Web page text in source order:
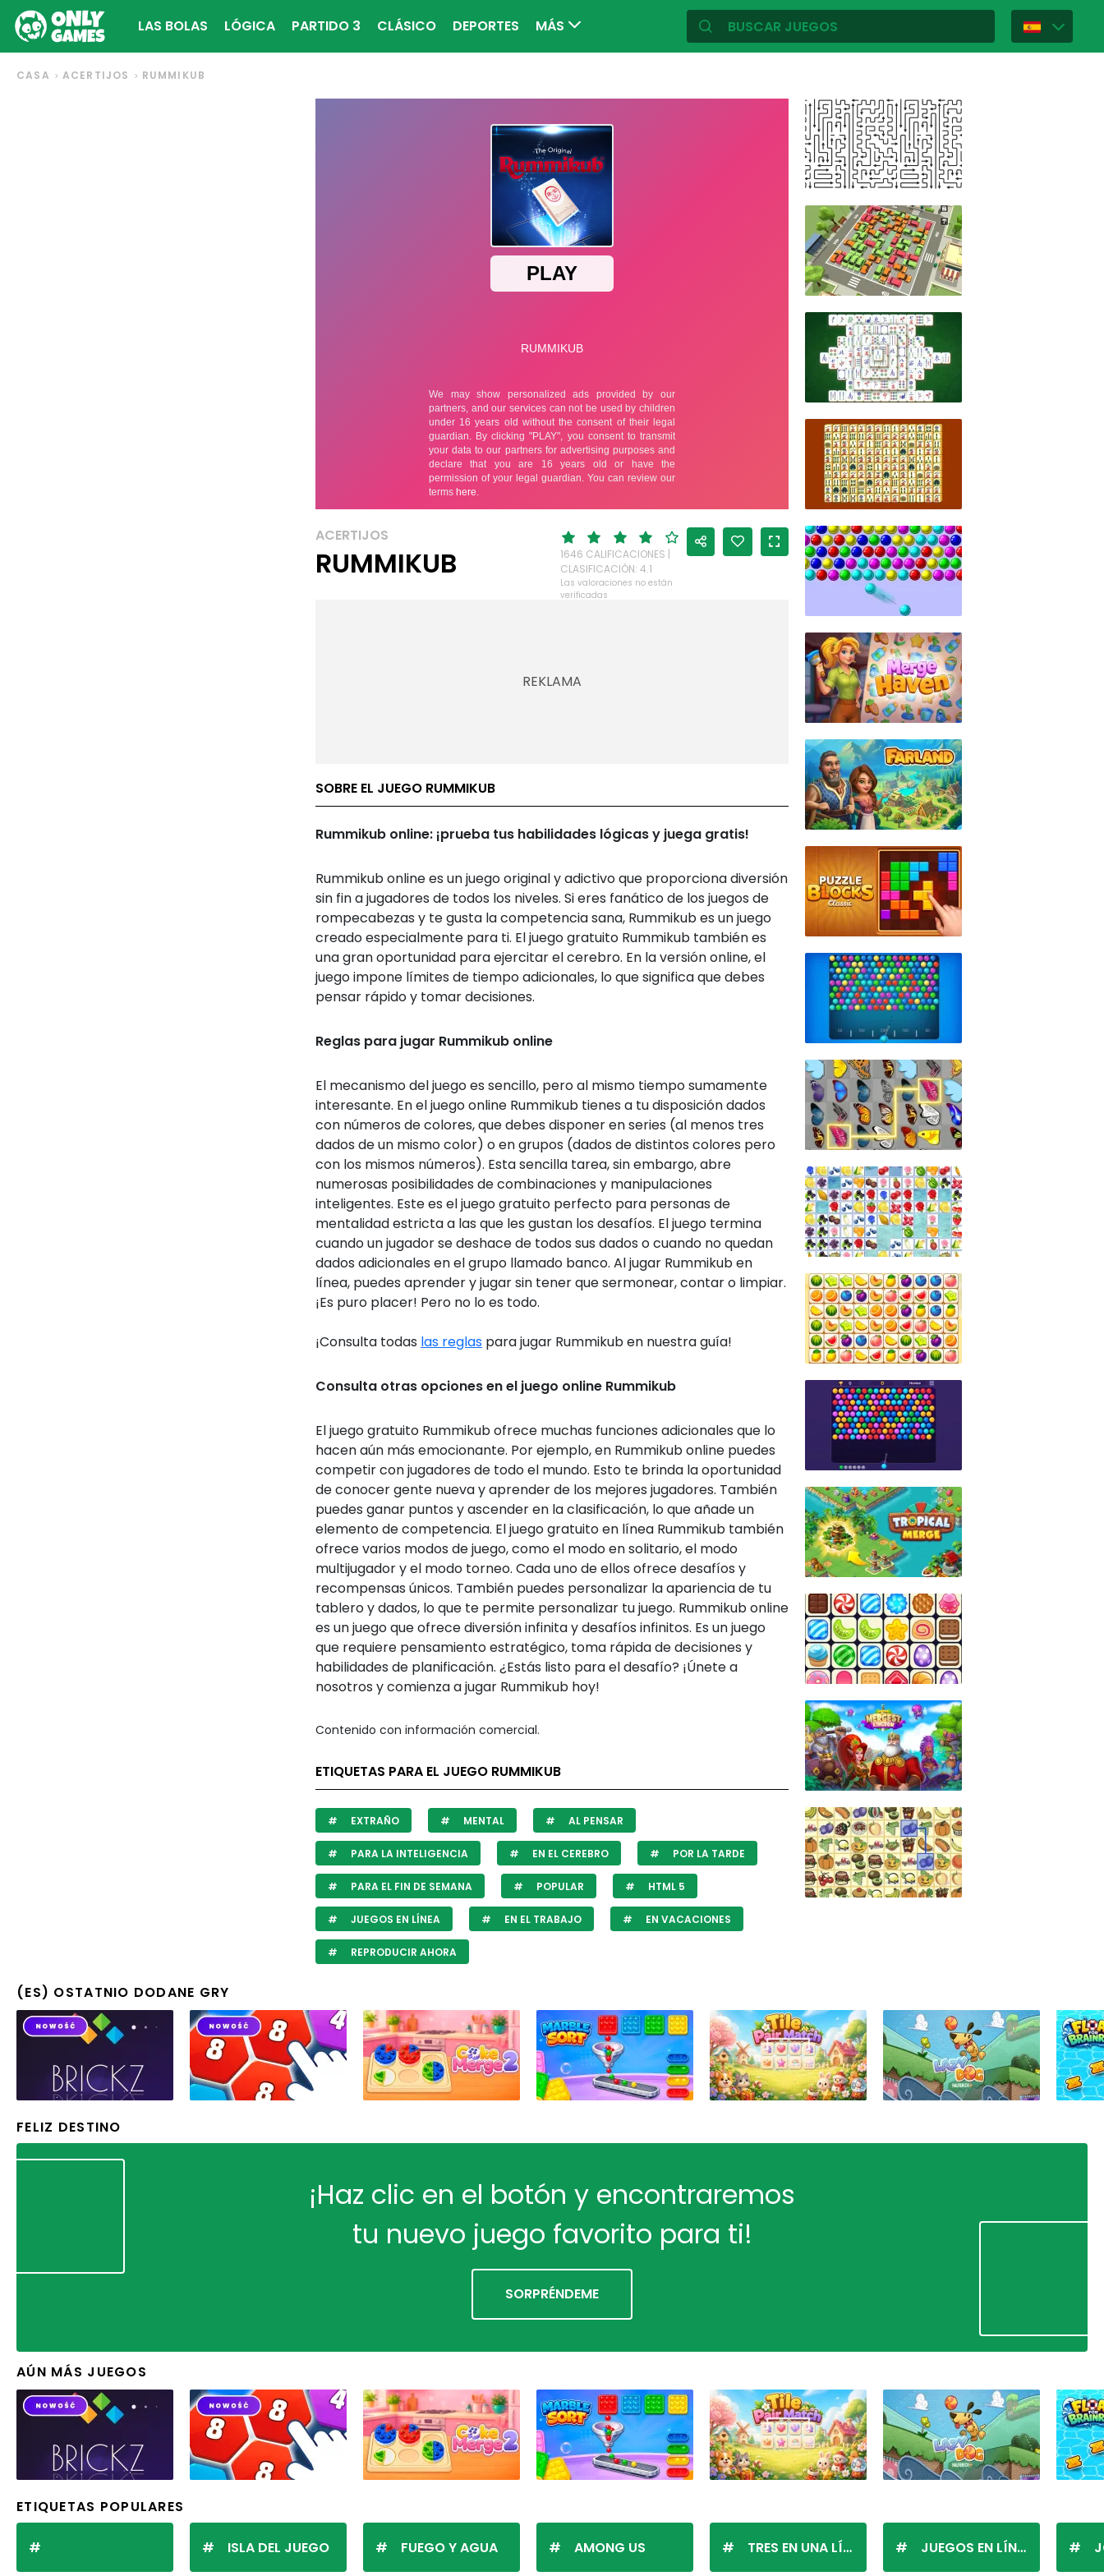
LAS BOLAS LÓGICA PARTIDO 3 CLÁSICO DEPORTES MÁS
CASA ACERTIJOS RUMMIKUB
ACERTIJOS
RUMMIKUB
1646 CALIFICACIONES |
CLASIFICACIÓN: 4.1
Las valoraciones no están
verificadas
SOBRE EL JUEGO RUMMIKUB
Rummikub online: ¡prueba tus habilidades lógicas y juega gratis!
Rummikub online es un juego original y adictivo que proporciona diversión
sin fin a jugadores de todos los niveles. Si eres fanático de los juegos de
rompecabezas y te gusta la competencia sana, Rummikub es un juego
creado especialmente para ti. El juego gratuito Rummikub también es
una gran oportunidad para ejercitar el cerebro. En la versión online, el
juego impone límites de tiempo adicionales, lo que significa que debes
pensar rápido y tomar decisiones.
Reglas para jugar Rummikub online
El mecanismo del juego es sencillo, pero al mismo tiempo sumamente
interesante. En el juego online Rummikub tienes a tu disposición dados
con números de colores, que debes disponer en series (al menos tres
dados de un mismo color) o en grupos (dados de distintos colores pero
con los mismos números). Esta sencilla tarea, sin embargo, abre
numerosas posibilidades de combinaciones y manipulaciones
inteligentes. Este es el juego gratuito perfecto para personas de
mentalidad estricta a las que les gustan los desafíos. El juego termina
cuando un jugador se deshace de todos sus dados o cuando no quedan
dados adicionales en el grupo llamado banco. Al jugar Rummikub en
línea, puedes aprender y jugar sin tener que sermonear, contar o limpiar.
¡Es puro placer! Pero no lo es todo.
¡Consulta todas las reglas para jugar Rummikub en nuestra guía!
Consulta otras opciones en el juego online Rummikub
El juego gratuito Rummikub ofrece muchas funciones adicionales que lo
hacen aún más emocionante. Por ejemplo, en Rummikub online puedes
competir con jugadores de todo el mundo. Esto te brinda la oportunidad
de conocer gente nueva y aprender de los mejores jugadores. También
puedes ganar puntos y ascender en la clasificación, lo que añade un
elemento de competencia. El juego gratuito en línea Rummikub también
ofrece varios modos de juego, como el modo en solitario, el modo
multijugador y el modo torneo. Cada uno de ellos ofrece desafíos y
recompensas únicos. También puedes personalizar la apariencia de tu
tablero y dados, lo que te permite personalizar tu juego. Rummikub online
es un juego que ofrece diversión infinita y desafíos infinitos. Es un juego
que requiere pensamiento estratégico, toma rápida de decisiones y
habilidades de planificación. ¿Estás listo para el desafío? ¡Únete a
nosotros y comienza a jugar Rummikub hoy!
Contenido con información comercial.
ETIQUETAS PARA EL JUEGO RUMMIKUB
EXTRAÑO MENTAL AL PENSAR
PARA LA INTELIGENCIA EN EL CEREBRO POR LA TARDE
PARA EL FIN DE SEMANA POPULAR HTML 5
JUEGOS EN LÍNEA EN EL TRABAJO EN VACACIONES
REPRODUCIR AHORA
(ES) OSTATNIO DODANE GRY
FELIZ DESTINO
¡Haz clic en el botón y encontraremos
tu nuevo juego favorito para ti!
SORPRÉNDEME
AÚN MÁS JUEGOS
ETIQUETAS POPULARES
ISLA DEL JUEGO FUEGO Y AGUA AMONG US TRES EN UNA LÍNEA JUEGOS EN LÍNEA